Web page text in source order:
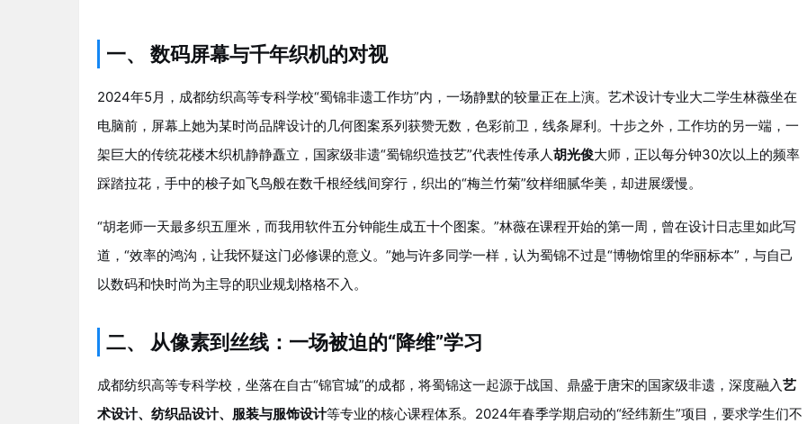
一、 数码屏幕与千年织机的对视
2024年5月，成都纺织高等专科学校“蜀锦非遗工作坊”内，一场静默的较量正在上演。艺术设计专业大二学生林薇坐在
电脑前，屏幕上她为某时尚品牌设计的几何图案系列获赞无数，色彩前卫，线条犀利。十步之外，工作坊的另一端，一
架巨大的传统花楼木织机静静矗立，国家级非遗“蜀锦织造技艺”代表性传承人胡光俊大师，正以每分钟30次以上的频率
踩踏拉花，手中的梭子如飞鸟般在数千根经线间穿行，织出的“梅兰竹菊”纹样细腻华美，却进展缓慢。
“胡老师一天最多织五厘米，而我用软件五分钟能生成五十个图案。”林薇在课程开始的第一周，曾在设计日志里如此写
道，“效率的鸿沟，让我怀疑这门必修课的意义。”她与许多同学一样，认为蜀锦不过是“博物馆里的华丽标本”，与自己
以数码和快时尚为主导的职业规划格格不入。
二、 从像素到丝线：一场被迫的“降维”学习
成都纺织高等专科学校，坐落在自古“锦官城”的成都，将蜀锦这一起源于战国、鼎盛于唐宋的国家级非遗，深度融入艺
术设计、纺织品设计、服装与服饰设计等专业的核心课程体系。2024年春季学期启动的“经纬新生”项目，要求学生们不